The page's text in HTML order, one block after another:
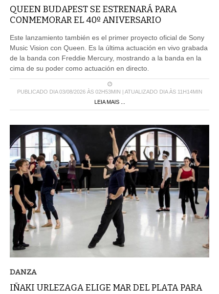
QUEEN BUDAPEST SE ESTRENARÁ PARA
CONMEMORAR EL 40º ANIVERSARIO
Este lanzamiento también es el primer proyecto oficial de Sony
Music Vision con Queen. Es la última actuación en vivo grabada
de la banda con Freddie Mercury, mostrando a la banda en la
cima de su poder como actuación en directo.
PUBLICADO DIA 03/08/2026 ÀS 02H53MIN | ATUALIZADO DIA ÀS 11H14MIN
LEIA MAIS ...
DANZA
IÑAKI URLEZAGA ELIGE MAR DEL PLATA PARA